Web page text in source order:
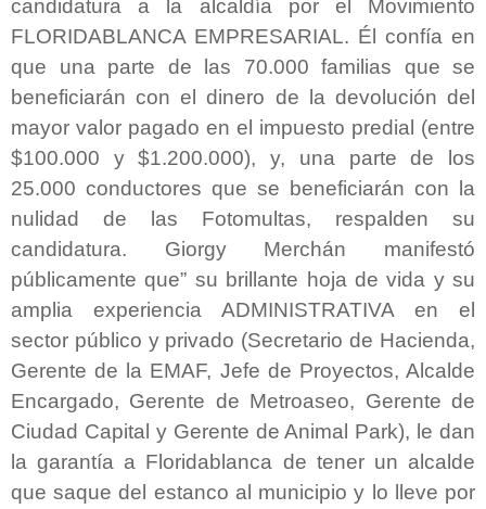
candidatura a la alcaldía por el Movimiento
FLORIDABLANCA EMPRESARIAL. Él confía en
que una parte de las 70.000 familias que se
beneficiarán con el dinero de la devolución del
mayor valor pagado en el impuesto predial (entre
$100.000 y $1.200.000), y, una parte de los
25.000 conductores que se beneficiarán con la
nulidad de las Fotomultas, respalden su
candidatura. Giorgy Merchán manifestó
públicamente que” su brillante hoja de vida y su
amplia experiencia ADMINISTRATIVA en el
sector público y privado (Secretario de Hacienda,
Gerente de la EMAF, Jefe de Proyectos, Alcalde
Encargado, Gerente de Metroaseo, Gerente de
Ciudad Capital y Gerente de Animal Park), le dan
la garantía a Floridablanca de tener un alcalde
que saque del estanco al municipio y lo lleve por